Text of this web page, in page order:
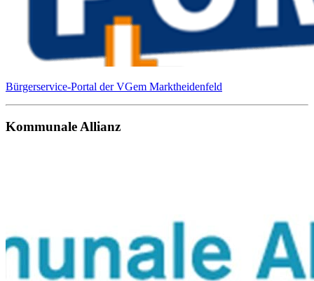
Bürgerservice-Portal der VGem Marktheidenfeld
Kommunale Allianz